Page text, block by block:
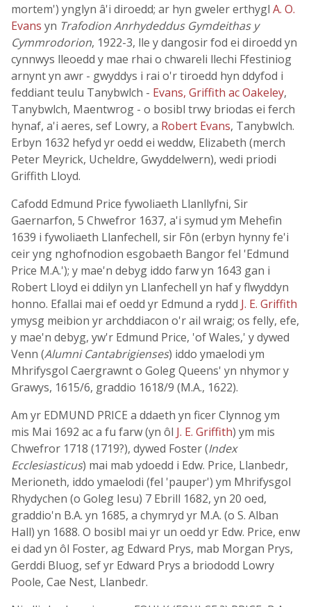
mortem') ynglyn â'i diroedd; ar hyn gweler erthygl A. O.
Evans yn Trafodion Anrhydeddus Gymdeithas y
Cymmrodorion, 1922-3, lle y dangosir fod ei diroedd yn
cynnwys lleoedd y mae rhai o chwareli llechi Ffestiniog
arnynt yn awr - gwyddys i rai o'r tiroedd hyn ddyfod i
feddiant teulu Tanybwlch - Evans, Griffith ac Oakeley,
Tanybwlch, Maentwrog - o bosibl trwy briodas ei ferch
hynaf, a'i aeres, sef Lowry, a Robert Evans, Tanybwlch.
Erbyn 1632 hefyd yr oedd ei weddw, Elizabeth (merch
Peter Meyrick, Ucheldre, Gwyddelwern), wedi priodi
Griffith Lloyd.
Cafodd Edmund Price fywoliaeth Llanllyfni, Sir
Gaernarfon, 5 Chwefror 1637, a'i symud ym Mehefin
1639 i fywoliaeth Llanfechell, sir Fôn (erbyn hynny fe'i
ceir yng nghofnodion esgobaeth Bangor fel 'Edmund
Price M.A.'); y mae'n debyg iddo farw yn 1643 gan i
Robert Lloyd ei ddilyn yn Llanfechell yn haf y flwyddyn
honno. Efallai mai ef oedd yr Edmund a rydd J. E. Griffith
ymysg meibion yr archddiacon o'r ail wraig; os felly, efe,
y mae'n debyg, yw'r Edmund Price, 'of Wales,' y dywed
Venn (Alumni Cantabrigienses) iddo ymaelodi ym
Mhrifysgol Caergrawnt o Goleg Queens' yn nhymor y
Grawys, 1615/6, graddio 1618/9 (M.A., 1622).
Am yr EDMUND PRICE a ddaeth yn ficer Clynnog ym
mis Mai 1692 ac a fu farw (yn ôl J. E. Griffith) ym mis
Chwefror 1718 (1719?), dywed Foster (Index
Ecclesiasticus) mai mab ydoedd i Edw. Price, Llanbedr,
Merioneth, iddo ymaelodi (fel 'pauper') ym Mhrifysgol
Rhydychen (o Goleg Iesu) 7 Ebrill 1682, yn 20 oed,
graddio'n B.A. yn 1685, a chymryd yr M.A. (o S. Alban
Hall) yn 1688. O bosibl mai yr un oedd yr Edw. Price, enw
ei dad yn ôl Foster, ag Edward Prys, mab Morgan Prys,
Gerddi Bluog, sef yr Edward Prys a briododd Lowry
Poole, Cae Nest, Llanbedr.